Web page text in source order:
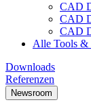
CAD
CAD
CAD
Alle Tools &
Downloads
Referenzen
Newsroom